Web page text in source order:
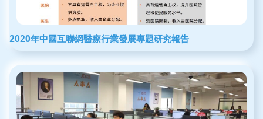
2020年中國互聯網醫療行業發展專題研究報告